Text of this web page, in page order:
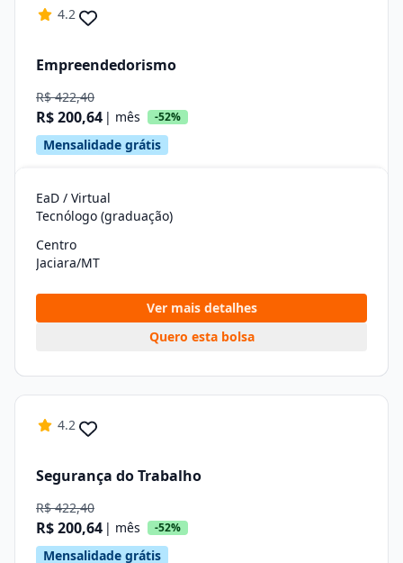
4.2
Empreendedorismo
R$ 422,40
R$ 200,64 | mês -52%
Mensalidade grátis
EaD / Virtual
Tecnólogo (graduação)
Centro
Jaciara/MT
Ver mais detalhes
Quero esta bolsa
4.2
Segurança do Trabalho
R$ 422,40
R$ 200,64 | mês -52%
Mensalidade grátis